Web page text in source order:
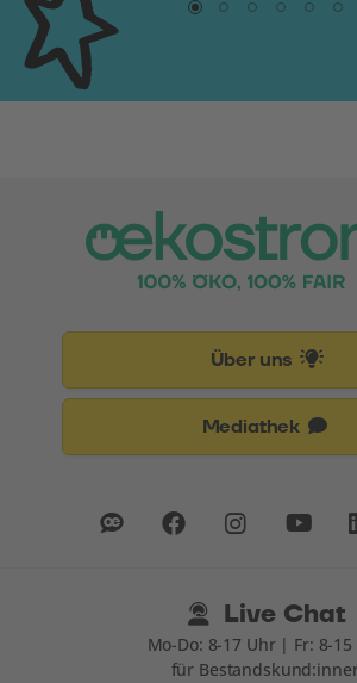
Über uns
Mediathek
Live Chat
Mo-Do: 8-17 Uhr | Fr: 8-
für